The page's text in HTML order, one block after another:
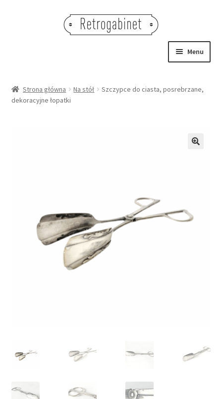
Menu
OBRAZY
Strona główna Na stół
Szczypce do ciasta, posrebrzane,
dekoracyjne łopatki